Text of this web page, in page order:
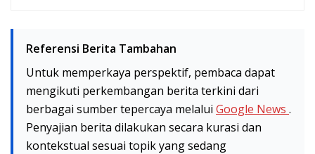
Referensi Berita Tambahan
Untuk memperkaya perspektif, pembaca dapat
mengikuti perkembangan berita terkini dari
berbagai sumber tepercaya melalui Google News .
Penyajian berita dilakukan secara kurasi dan
kontekstual sesuai topik yang sedang